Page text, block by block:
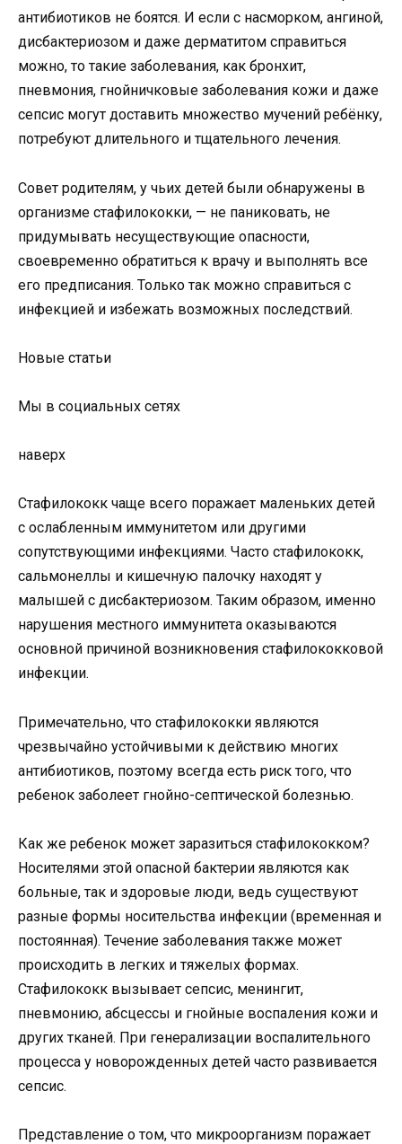
антибиотиков не боятся. И если с насморком, ангиной,
дисбактериозом и даже дерматитом справиться
можно, то такие заболевания, как бронхит,
пневмония, гнойничковые заболевания кожи и даже
сепсис могут доставить множество мучений ребёнку,
потребуют длительного и тщательного лечения.
Совет родителям, у чьих детей были обнаружены в
организме стафилококки, — не паниковать, не
придумывать несуществующие опасности,
своевременно обратиться к врачу и выполнять все
его предписания. Только так можно справиться с
инфекцией и избежать возможных последствий.
Новые статьи
Мы в социальных сетях
наверх
Стафилококк чаще всего поражает маленьких детей
с ослабленным иммунитетом или другими
сопутствующими инфекциями. Часто стафилококк,
сальмонеллы и кишечную палочку находят у
малышей с дисбактериозом. Таким образом, именно
нарушения местного иммунитета оказываются
основной причиной возникновения стафилококковой
инфекции.
Примечательно, что стафилококки являются
чрезвычайно устойчивыми к действию многих
антибиотиков, поэтому всегда есть риск того, что
ребенок заболеет гнойно-септической болезнью.
Как же ребенок может заразиться стафилококком?
Носителями этой опасной бактерии являются как
больные, так и здоровые люди, ведь существуют
разные формы носительства инфекции (временная и
постоянная). Течение заболевания также может
происходить в легких и тяжелых формах.
Стафилококк вызывает сепсис, менингит,
пневмонию, абсцессы и гнойные воспаления кожи и
других тканей. При генерализации воспалительного
процесса у новорожденных детей часто развивается
сепсис.
Представление о том, что микроорганизм поражает